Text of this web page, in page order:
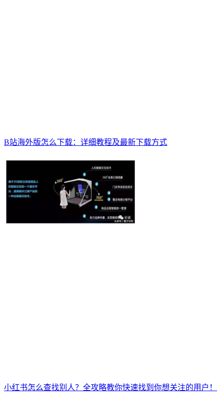
B站海外版怎么下载：详细教程及最新下载方式
小红书怎么查找别人？全攻略教你快速找到你想关注的用户！